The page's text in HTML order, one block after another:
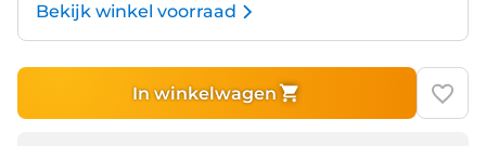
Bekijk winkel voorraad
In winkelwagen